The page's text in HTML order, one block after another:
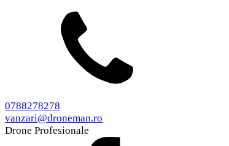
0788278278
vanzari@droneman.ro
Drone Profesionale